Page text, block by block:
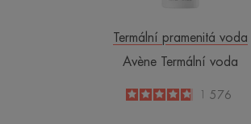
Termální pramenitá voda
Avène Termální voda
4.8
/51 576